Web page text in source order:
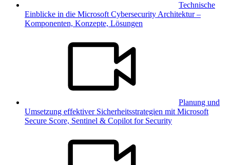
Technische
Einblicke in die Microsoft Cybersecurity Architektur –
Komponenten, Konzepte, Lösungen
Planung und
Umsetzung effektiver Sicherheitsstrategien mit Microsoft
Secure Score, Sentinel & Copilot for Security